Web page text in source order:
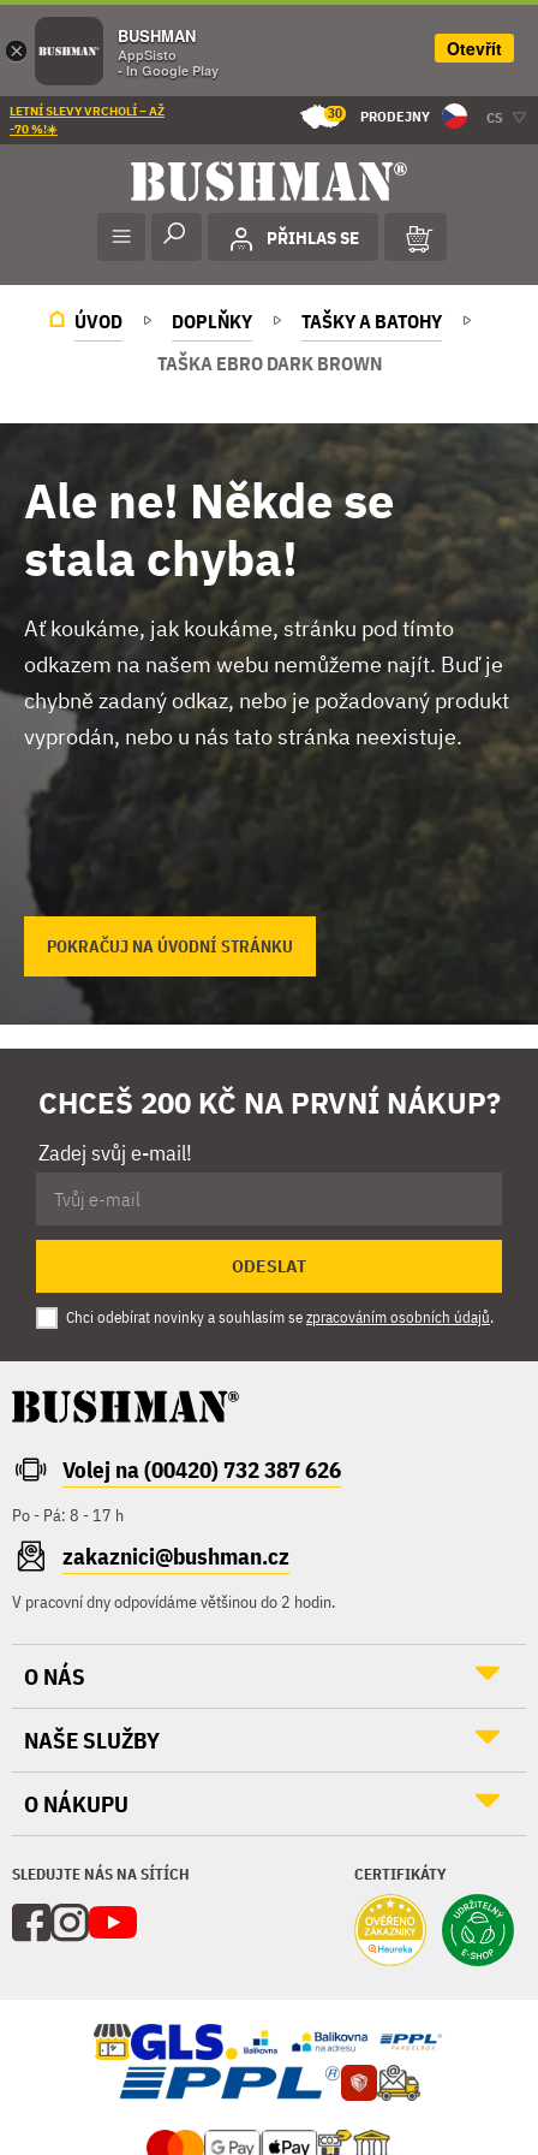
LETNÍ SLEVY VRCHOLÍ – AŽ
-70 %!☀️
30 PRODEJNY CS
PŘIHLAS SE
ÚVOD DOPLŇKY
TAŠKY A BATOHY
TAŠKA EBRO DARK BROWN
Ale ne! Někde se
stala chyba!
Ať koukáme, jak koukáme, stránku pod tímto
odkazem na našem webu nemůžeme najít. Buď je
chybně zadaný odkaz, nebo je požadovaný produkt
vyprodán, nebo u nás tato stránka neexistuje.
POKRAČUJ NA ÚVODNÍ STRÁNKU
CHCEŠ 200 KČ NA PRVNÍ NÁKUP?
Zadej svůj e-mail!
ODESLAT
Chci odebírat novinky a souhlasím sezpracováním osobních údajů.
Volej na (00420) 732 387 626
Po - Pá: 8 - 17 h
zakaznici@bushman.cz
V pracovní dny odpovídáme většinou do 2 hodin.
SLEDUJTE NÁS NA SÍTÍCH CERTIFIKÁTY
O NÁS
NAŠE SLUŽBY
O NÁKUPU
×
BUSHMAN
AppSisto
- In Google Play
Otevřít